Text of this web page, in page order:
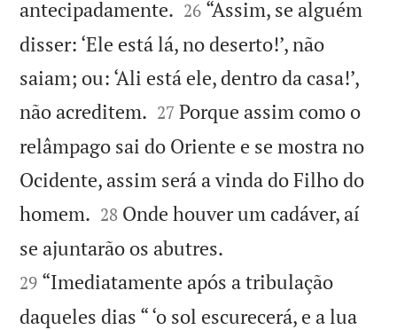
antecipadamente. 

26 “Assim, se alguém
disser: ‘Ele está lá, no deserto!’, não
saiam; ou: ‘Ali está ele, dentro da casa!’,
não acreditem. 

27 Porque assim como o
relâmpago sai do Oriente e se mostra no
Ocidente, assim será a vinda do Filho do
homem. 

28 Onde houver um cadáver, aí
se ajuntarão os abutres.
29 “Imediatamente após a tribulação
daqueles dias “ ‘o sol escurecerá, e a lua